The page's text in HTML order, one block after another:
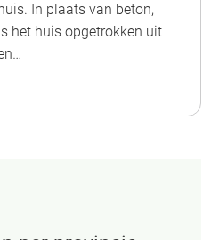
In plaats van beton,
het huis opgetrokken uit